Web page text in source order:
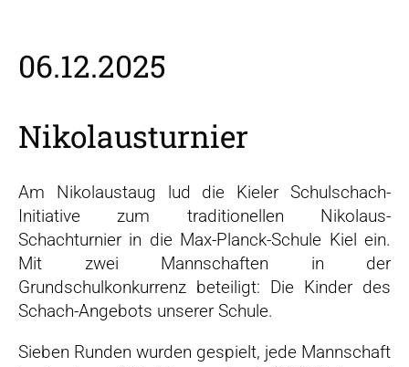
06.12.2025
Nikolausturnier
Am Nikolaustaug lud die Kieler Schulschach-
Initiative zum traditionellen Nikolaus-
Schachturnier in die Max-Planck-Schule Kiel ein.
Mit zwei Mannschaften in der
Grundschulkonkurrenz beteiligt: Die Kinder des
Schach-Angebots unserer Schule.
Sieben Runden wurden gespielt, jede Mannschaft